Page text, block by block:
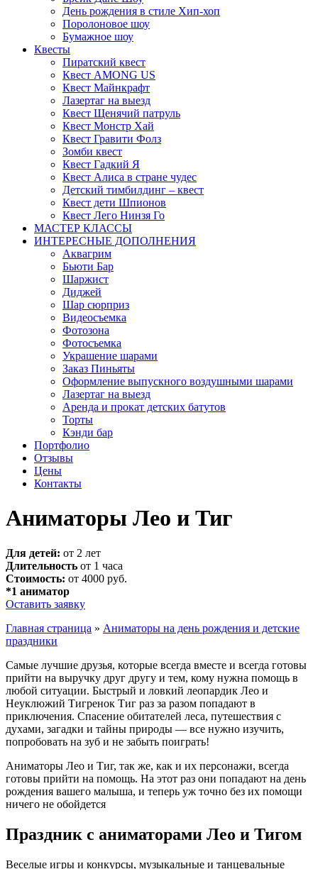
День рождения в стиле Хип-хоп
Поролоновое шоу
Бумажное шоу
Квесты
Пиратский квест
Квест AMONG US
Квест Майнкрафт
Лазертаг на выезд
Квест Щенячий патруль
Квест Монстр Хай
Квест Гравити Фолз
Зомби квест
Квест Гадкий Я
Квест Алиса в стране чудес
Детский тимбилдинг – квест
Квест дети Шпионов
Квест Лего Нинзя Го
МАСТЕР КЛАССЫ
ИНТЕРЕСНЫЕ ДОПОЛНЕНИЯ
Аквагрим
Бьюти Бар
Шаржист
Диджей
Шар сюрприз
Видеосъемка
Фотозона
Фотосъемка
Украшение шарами
Заказ Пиньяты
Оформление выпускного воздушными шарами
Лазертаг на выезд
Аренда и прокат детских батутов
Торты
Кэнди бар
Портфолио
Отзывы
Цены
Контакты
Аниматоры Лео и Тиг
Для детей: от 2 лет
Длительность от 1 часа
Стоимость: от 4000 руб.
*1 аниматор
Оставить заявку
Главная страница » Аниматоры на день рождения и детские
праздники
Самые лучшие друзья, которые всегда вместе и всегда готовы
прийти на выручку друг другу и тем, кому нужна помощь в
любой ситуации. Быстрый и ловкий леопардик Лео и
Неуклюжий Тигренок Тиг раз за разом попадают в
приключения. Спасение обитателей леса, путешествия с
духами, загадки и тайны природы — все нужно изучить,
попробовать на зуб и не забыть поиграть!
Аниматоры Лео и Тиг, так же, как и их персонажи, всегда
готовы прийти на помощь. На этот раз они попадают на день
рождения вашего малыша, и теперь уж точно без их помощи
ничего не обойдется
Праздник с аниматорами Лео и Тигом
Веселые игры и конкурсы, музыкальные и танцевальные